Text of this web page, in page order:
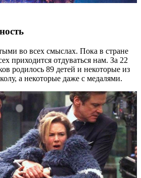
во всех смыслах. Пока в стране
приходится отдуваться нам. За 22
родилось 89 детей и некоторые из
а некоторые даже с медалями.